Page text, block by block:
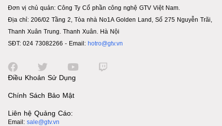
Đơn vị chủ quản: Công Ty Cổ phần công nghệ GTV Việt Nam.
Địa chỉ: 206/02 Tầng 2, Tòa nhà No1A Golden Land, Số 275 Nguyễn Trãi,
Thanh Xuân Trung. Thanh Xuân. Hà Nội
SĐT: 024 73082266 - Email: hotro@gtv.vn
Điều Khoản Sử Dụng
Chính Sách Bảo Mật
Liên hệ Quảng Cáo:
Email: sale@gtv.vn